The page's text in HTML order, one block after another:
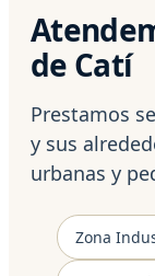
de Catí
Prestamos
y sus
urbanas y
Zona